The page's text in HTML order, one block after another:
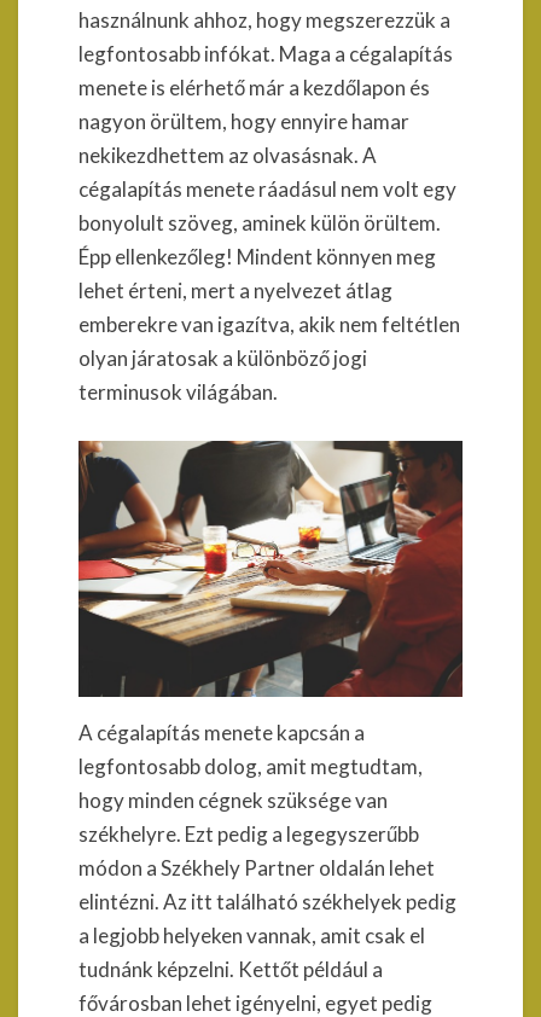
használnunk ahhoz, hogy megszerezzük a
legfontosabb infókat. Maga a cégalapítás
menete is elérhető már a kezdőlapon és
nagyon örültem, hogy ennyire hamar
nekikezdhettem az olvasásnak. A
cégalapítás menete ráadásul nem volt egy
bonyolult szöveg, aminek külön örültem.
Épp ellenkezőleg! Mindent könnyen meg
lehet érteni, mert a nyelvezet átlag
emberekre van igazítva, akik nem feltétlen
olyan járatosak a különböző jogi
terminusok világában.
A cégalapítás menete kapcsán a
legfontosabb dolog, amit megtudtam,
hogy minden cégnek szüksége van
székhelyre. Ezt pedig a legegyszerűbb
módon a Székhely Partner oldalán lehet
elintézni. Az itt található székhelyek pedig
a legjobb helyeken vannak, amit csak el
tudnánk képzelni. Kettőt például a
fővárosban lehet igényelni, egyet pedig